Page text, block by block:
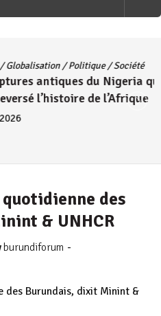
/Politique/Société
antiques du Nigeria qui
l’histoire de l’Afrique
quotidienne des
& UNHCR
burundiforum -
des Burundais, dixit Minint &